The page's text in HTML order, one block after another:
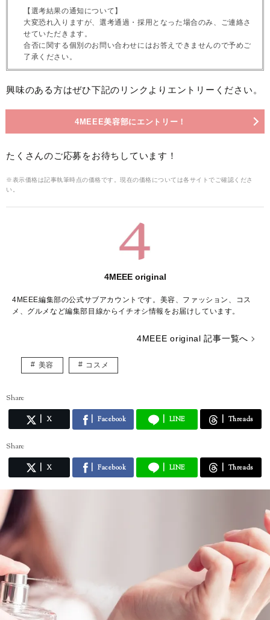
【選考結果の通知について】
大変恐れ入りますが、選考通過・採用となった場合のみ、ご連絡さ
せていただきます。
合否に関する個別のお問い合わせにはお答えできませんので予めご
了承ください。
興味のある方はぜひ下記のリンクよりエントリーください。
4MEEE美容部にエントリー！
たくさんのご応募をお待ちしています！
※表示価格は記事執筆時点の価格です。現在の価格については各サイトでご確認くださ
い。
4MEEE original
4MEEE編集部の公式サブアカウントです。美容、ファッション、コス
メ、グルメなど編集部目線からイチオシ情報をお届けしています。
4MEEE original 記事一覧へ
美容 コスメ
Share
X Facebook LINE Threads
Share
X Facebook LINE Threads